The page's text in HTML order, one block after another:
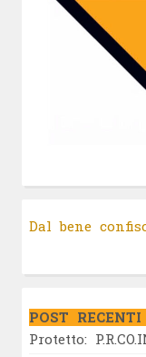
Dal bene
POST RECENTI
Protetto: